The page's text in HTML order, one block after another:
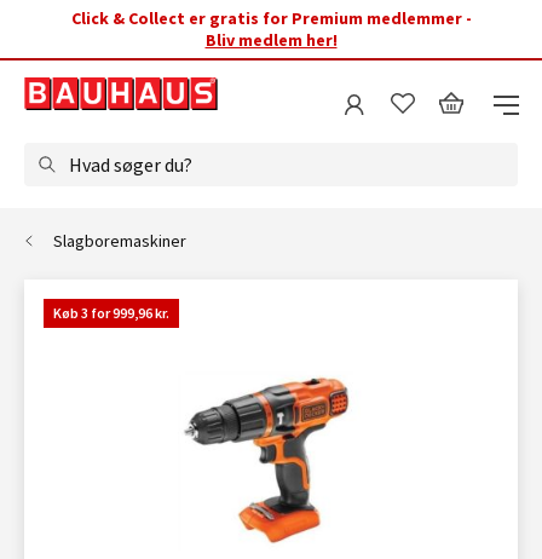
Click & Collect er gratis for Premium medlemmer -
Bliv medlem her!
Hvad søger du?
Slagboremaskiner
Køb 3 for 999,96 kr.